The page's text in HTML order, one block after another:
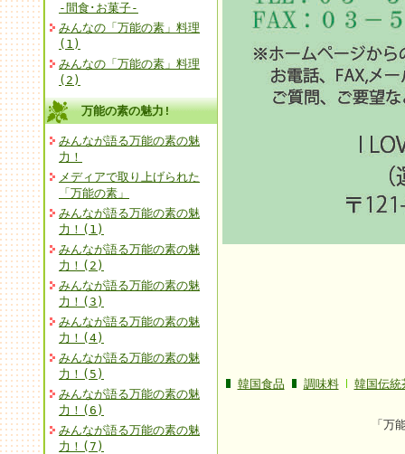
-間食･お菓子-
みんなの「万能の素」料理
(1)
みんなの「万能の素」料理
(2)
万能の素の魅力!
みんなが語る万能の素の魅
力！
メディアで取り上げられた
「万能の素」
みんなが語る万能の素の魅
力！(1)
みんなが語る万能の素の魅
力！(2)
みんなが語る万能の素の魅
力！(3)
みんなが語る万能の素の魅
力！(4)
みんなが語る万能の素の魅
力！(5)
みんなが語る万能の素の魅
力！(6)
みんなが語る万能の素の魅
力！(7)
韓国食品 調味料 韓国伝統
「